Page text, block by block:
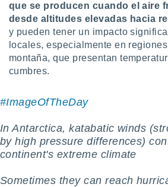
que
sean
el sitio
o
aunque
Puedes
que se producen cuando el aire
desde altitudes elevadas hacia
y pueden tener un impacto
locales, especialmente en
montaña, que presentan
cumbres.
#ImageOfTheDay
In Antarctica, katabatic winds
by high pressure differences)
continent's extreme climate
Sometimes they can reach